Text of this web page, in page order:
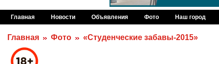
Главная Новости Объявления Фото Наш город
Главная Фото «Студенческие забавы-2015»